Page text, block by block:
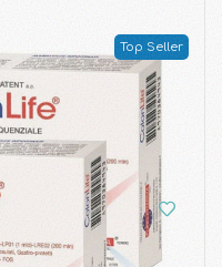
Top Seller